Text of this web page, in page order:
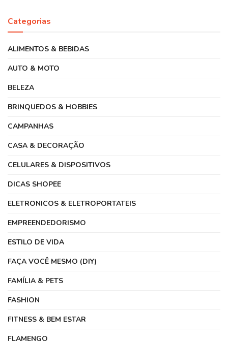
Categorias
ALIMENTOS & BEBIDAS
AUTO & MOTO
BELEZA
BRINQUEDOS & HOBBIES
CAMPANHAS
CASA & DECORAÇÃO
CELULARES & DISPOSITIVOS
DICAS SHOPEE
ELETRONICOS & ELETROPORTATEIS
EMPREENDEDORISMO
ESTILO DE VIDA
FAÇA VOCÊ MESMO (DIY)
FAMÍLIA & PETS
FASHION
FITNESS & BEM ESTAR
FLAMENGO